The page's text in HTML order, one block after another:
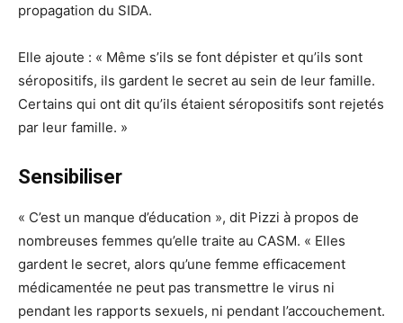
propagation du SIDA.
Elle ajoute : « Même s’ils se font dépister et qu’ils sont
séropositifs, ils gardent le secret au sein de leur famille.
Certains qui ont dit qu’ils étaient séropositifs sont rejetés
par leur famille. »
Sensibiliser
« C’est un manque d’éducation », dit Pizzi à propos de
nombreuses femmes qu’elle traite au CASM. « Elles
gardent le secret, alors qu’une femme efficacement
médicamentée ne peut pas transmettre le virus ni
pendant les rapports sexuels, ni pendant l’accouchement.